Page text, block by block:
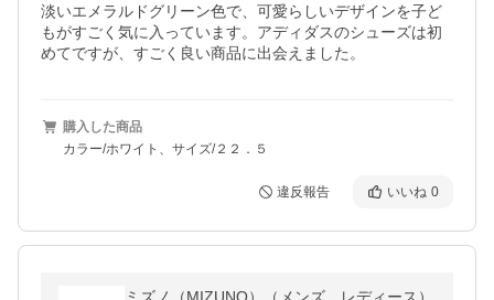
淡いエメラルドグリーン色で、可愛らしいデザインを子ど
もがすごく気に入っています。アディダスのシューズは初
めてですが、すごく良い商品に出会えました。
購入した商品
カラー/ホワイト、サイズ/２２．５
違反報告 いいね 0